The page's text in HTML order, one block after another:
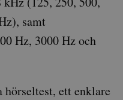
samt
Hz, 3000 Hz och
ett enklare